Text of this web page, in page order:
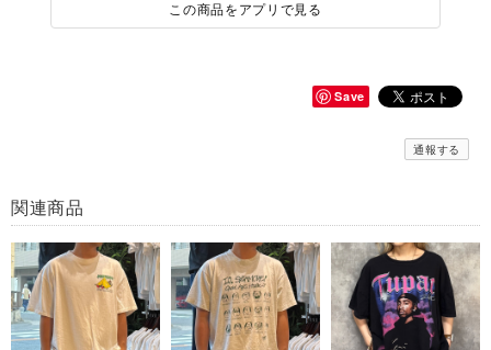
この商品をアプリで見る
Save
通報する
関連商品